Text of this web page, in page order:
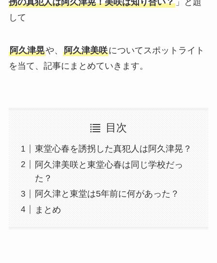
して
阿久津晃や、 阿久津美咲についてスポットライト
を当て、記事にまとめていきます。
目次
東堂心春を誘拐した真犯人は阿久津晃？
阿久津美咲と東堂心春は同じ学校だっ
た？
阿久津と東堂は5年前に何があった？
まとめ